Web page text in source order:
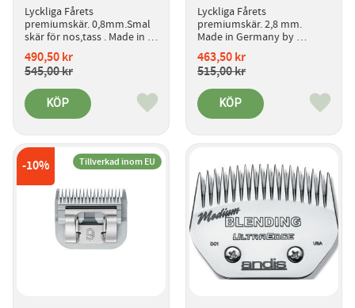
Lyckliga Fårets
premiumskär. 0,8mm.Smal
skär för nos,tass . Made in
Germany by aesculap.
Introduktionspris.
490,50kr
545,00kr
Lägg till i favoriter
KÖP
Lyckliga Fårets
premiumskär. 2,8 mm.
Made in Germany by
aesculap.
Introduktionspris.
463,50kr
515,00kr
Lägg
KÖP
10% Tillverkad inom EU